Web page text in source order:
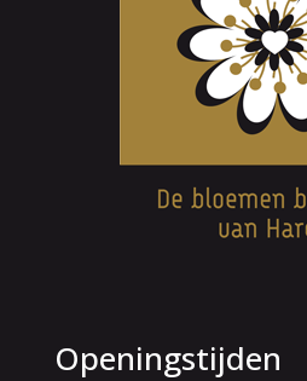
Openingstijden